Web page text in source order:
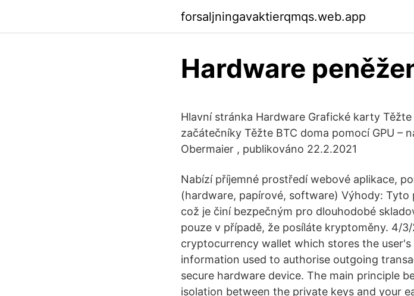
forsaljningavaktierqmqs.web.app
Hardware
Hlavní stránka Hardware Grafické karty
začátečníky Těžte BTC doma pomocí GPU –
Obermaier , publikováno 22.2.2021
Nabízí příjemné prostředí webové aplikace,
(hardware, papírové, software) Výhody:
což je činí bezpečným pro dlouhodobé
pouze v případě, že posíláte kryptoměny. 4/
cryptocurrency wallet which stores the
information used to authorise outgoing
secure hardware device. The main principle
isolation between the private keys and your